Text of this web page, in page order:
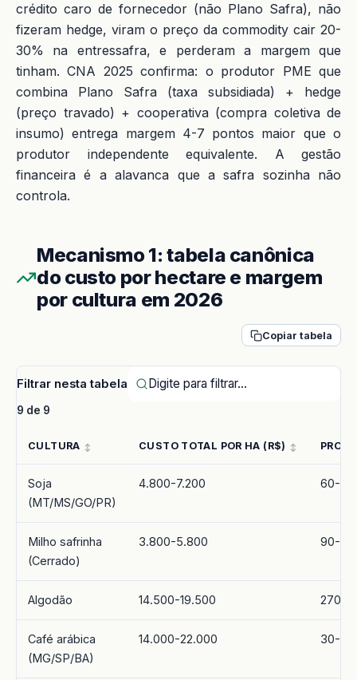
crédito caro de fornecedor (não Plano Safra), não
fizeram hedge, viram o preço da commodity cair 20-
30% na entressafra, e perderam a margem que
tinham. CNA 2025 confirma: o produtor PME que
combina Plano Safra (taxa subsidiada) + hedge
(preço travado) + cooperativa (compra coletiva de
insumo) entrega margem 4-7 pontos maior que o
produtor independente equivalente. A gestão
financeira é a alavanca que a safra sozinha não
controla.
Mecanismo 1: tabela canônica
do custo por hectare e margem
por cultura em 2026
Copiar tabela
Filtrar nesta tabela
9 de 9
CULTURA CUSTO TOTAL POR HA (R$)
Soja
(MT/MS/GO/PR)
4.800-7.200 60-72
Milho safrinha
(Cerrado)
3.800-5.800 90-
Algodão 14.500-19.500 270-
Café arábica
(MG/SP/BA)
14.000-22.000 30-50